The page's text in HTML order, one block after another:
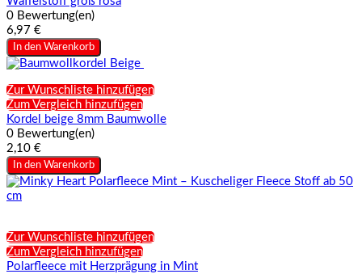
0 Bewertung(en)
6,97 €
In den Warenkorb
Zur Wunschliste hinzufügen
Zum Vergleich hinzufügen
Kordel beige 8mm Baumwolle
0 Bewertung(en)
2,10 €
In den Warenkorb
Zur Wunschliste hinzufügen
Zum Vergleich hinzufügen
Polarfleece mit Herzprägung in Mint